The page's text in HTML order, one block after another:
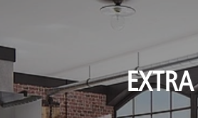
EXTRA